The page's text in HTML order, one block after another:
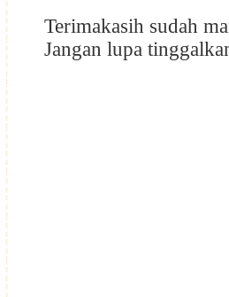
Terimakasih sudah
Jangan lupa